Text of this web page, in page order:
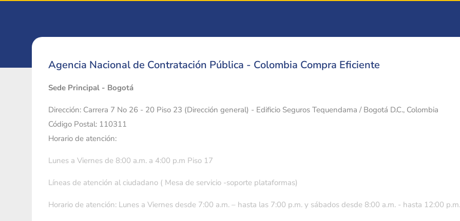
Agencia Nacional de Contratación Pública - Colombia Compra Eficiente
Sede Principal - Bogotá
Dirección: Carrera 7 No 26 - 20 Piso 23 (Dirección general) - Edificio Seguros Tequendama / Bogotá D.C., Colombia
Código Postal: 110311
Horario de atención:
Lunes a Viernes de 8:00 a.m. a 4:00 p.m Piso 17
Líneas de atención al ciudadano ( Mesa de servicio -soporte plataformas)
Horario de atención: Lunes a Viernes desde 7:00 a.m. – hasta las 7:00 p.m. y sábados desde 8:00 a.m. - hasta 12:00 p.m.